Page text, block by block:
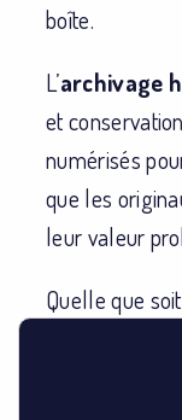
boîte.
L’archivage
et
numérisés
que les
leur valeur
Quelle que